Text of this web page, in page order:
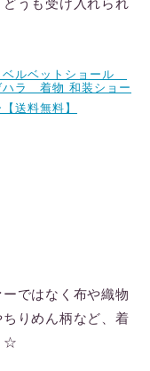
ルベットショール
ラ 着物 和装ショー
送料無料】
ではなく布や織物
りめん柄など、着
☆